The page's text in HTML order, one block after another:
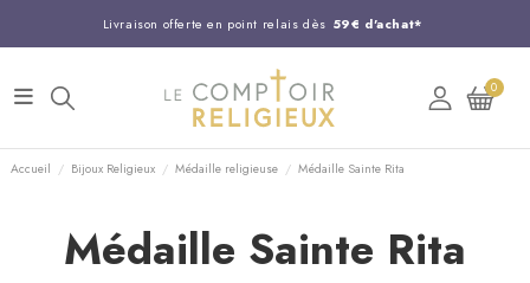
Livraison offerte en point relais dès 59€ d'achat*
Entreprise Française familiale
Support client disponible au 03 20 24 74 15
Commandez avant 14H, expédition le jour même !
0
Accueil Bijoux Religieux Médaille religieuse Médaille Sainte Rita
Médaille Sainte Rita